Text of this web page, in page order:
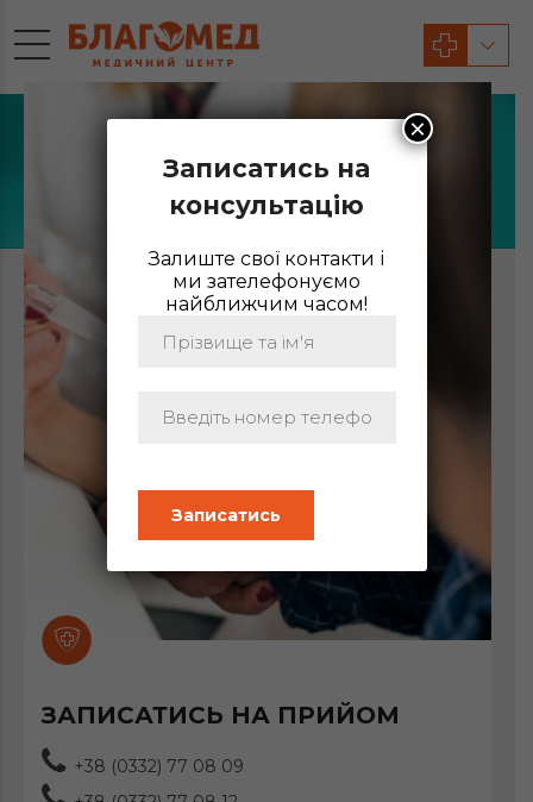
АГЕРГОЛОГ
ЗАПИСАТИСЬ НА ПРИЙОМ
+38 (0332) 77 08 09
Записатись на
консультацію
Залиште свої контакти і
ми зателефонуємо
найближчим часом!
×